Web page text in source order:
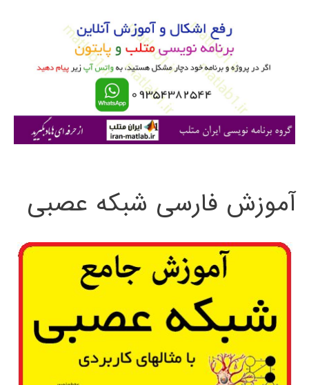
ی
آموزش فارسی شبکه عصبی